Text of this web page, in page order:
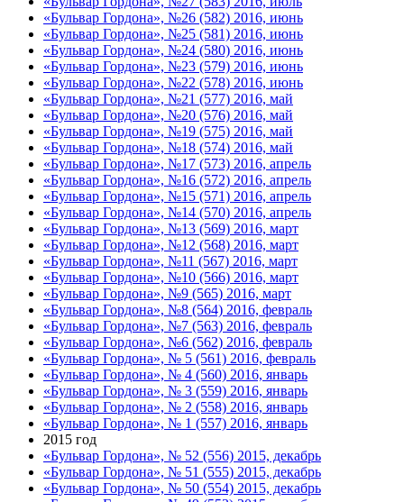
«Бульвар Гордона», №26 (582) 2016, июнь
«Бульвар Гордона», №25 (581) 2016, июнь
«Бульвар Гордона», №24 (580) 2016, июнь
«Бульвар Гордона», №23 (579) 2016, июнь
«Бульвар Гордона», №22 (578) 2016, июнь
«Бульвар Гордона», №21 (577) 2016, май
«Бульвар Гордона», №20 (576) 2016, май
«Бульвар Гордона», №19 (575) 2016, май
«Бульвар Гордона», №18 (574) 2016, май
«Бульвар Гордона», №17 (573) 2016, апрель
«Бульвар Гордона», №16 (572) 2016, апрель
«Бульвар Гордона», №15 (571) 2016, апрель
«Бульвар Гордона», №14 (570) 2016, апрель
«Бульвар Гордона», №13 (569) 2016, март
«Бульвар Гордона», №12 (568) 2016, март
«Бульвар Гордона», №11 (567) 2016, март
«Бульвар Гордона», №10 (566) 2016, март
«Бульвар Гордона», №9 (565) 2016, март
«Бульвар Гордона», №8 (564) 2016, февраль
«Бульвар Гордона», №7 (563) 2016, февраль
«Бульвар Гордона», №6 (562) 2016, февраль
«Бульвар Гордона», № 5 (561) 2016, февраль
«Бульвар Гордона», № 4 (560) 2016, январь
«Бульвар Гордона», № 3 (559) 2016, январь
«Бульвар Гордона», № 2 (558) 2016, январь
«Бульвар Гордона», № 1 (557) 2016, январь
2015 год
«Бульвар Гордона», № 52 (556) 2015, декабрь
«Бульвар Гордона», № 51 (555) 2015, декабрь
«Бульвар Гордона», № 50 (554) 2015, декабрь